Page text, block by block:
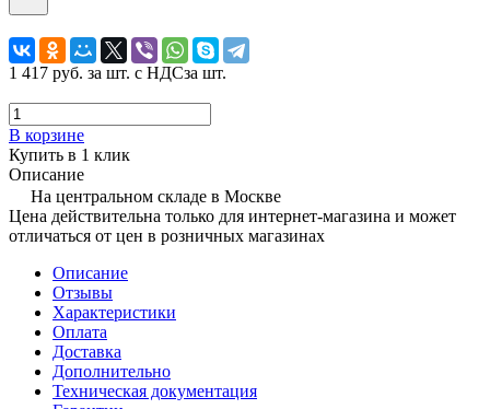
1 417 руб. за шт. с НДСза шт.
В корзине
Купить в 1 клик
Описание
На центральном складе в Москве
Цена действительна только для интернет-магазина и может
отличаться от цен в розничных магазинах
Описание
Отзывы
Характеристики
Оплата
Доставка
Дополнительно
Техническая документация